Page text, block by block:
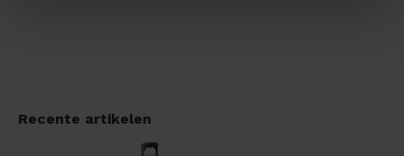
Recente artikelen